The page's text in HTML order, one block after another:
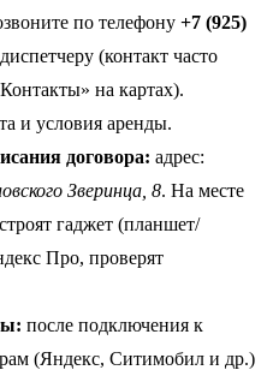
по телефону +7 (925)
(контакт часто
на картах).
и условия аренды.
договора: адрес:
Зверинца, 8. На месте
гаджет (планшет/
Про, проверят
после подключения к
(Яндекс, Ситимобил и др.)